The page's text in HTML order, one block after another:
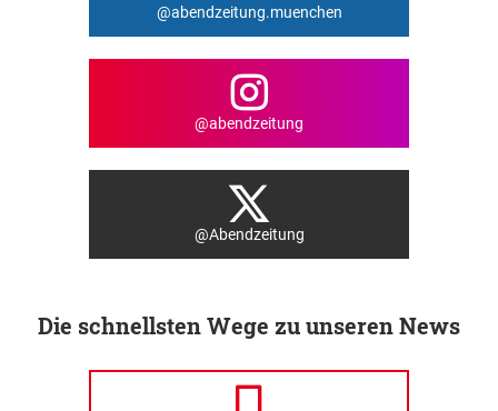
@abendzeitung.muenchen
@abendzeitung
@Abendzeitung
Die schnellsten Wege zu unseren News